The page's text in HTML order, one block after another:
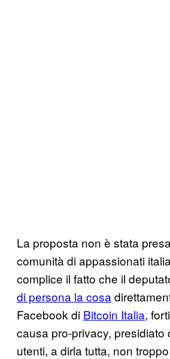
La proposta non è stata
comunità di appassionati
complice il fatto che il
di persona la cosa
Facebook di Bitcoin Italia,
causa pro-privacy, presidiato
utenti, a dirla tutta, non